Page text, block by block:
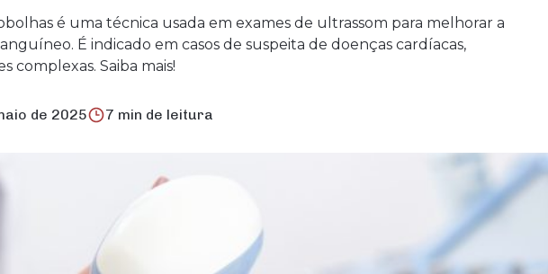
é uma técnica usada em exames de ultrassom para melhorar a
É indicado em casos de suspeita de doenças cardíacas,
complexas. Saiba mais!
de 2025 7 min de leitura